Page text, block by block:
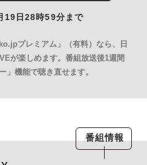
19日28時59分まで
プレミアム」（有料）なら、日
が楽しめます。番組放送後1週間
機能で聴き直せます。
番組情報